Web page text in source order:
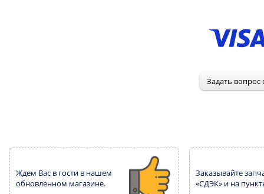
Ждем Вас в гости в нашем
обновленном магазине.
Заказывайте
«СДЭК» и на